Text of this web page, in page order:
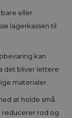
eller
lagerkassen til
kan
det bliver lettere
materialer.
at holde små
reducerer rod og